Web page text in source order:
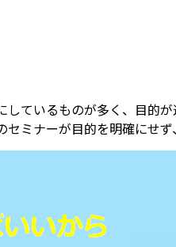
ているものが多く、目的
ミナーが目的を明確にせ